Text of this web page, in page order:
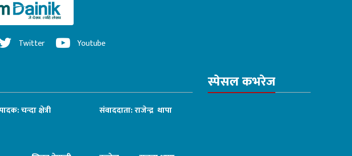
Twitter Youtube
चन्दा क्षेत्री संवाददाता: राजेन्द्र थापा
स्पेसल कभरेज